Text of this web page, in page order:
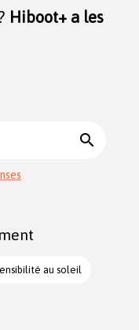
Hiboot+ a les
search
au soleil